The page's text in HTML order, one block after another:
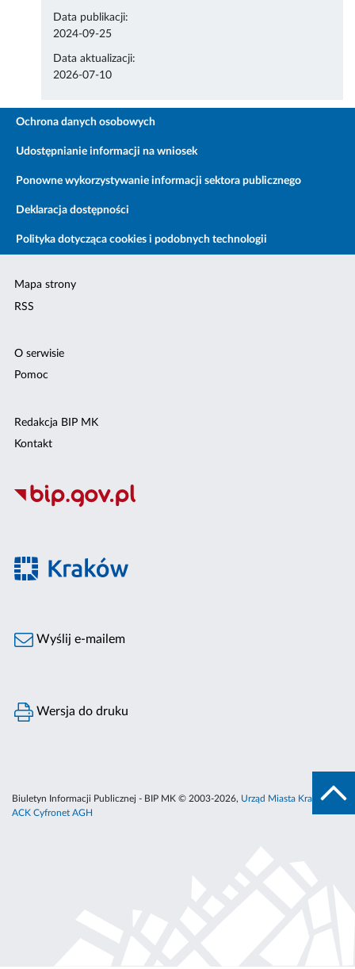
Data publikacji:
2024-09-25
Data aktualizacji:
2026-07-10
Ochrona danych osobowych
Udostępnianie informacji na wniosek
Ponowne wykorzystywanie informacji sektora publicznego
Deklaracja dostępności
Polityka dotycząca cookies i podobnych technologii
Mapa strony
RSS
O serwisie
Pomoc
Redakcja BIP MK
Kontakt
Wyślij e-mailem
Wersja do druku
Biuletyn Informacji Publicznej - BIP MK © 2003-2026, Urząd Miasta Krakowa
ACK Cyfronet AGH